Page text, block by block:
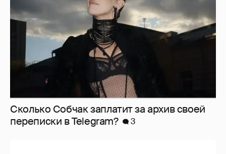
Сколько Собчак заплатит за архив своей
перeписки в Telegram?
3